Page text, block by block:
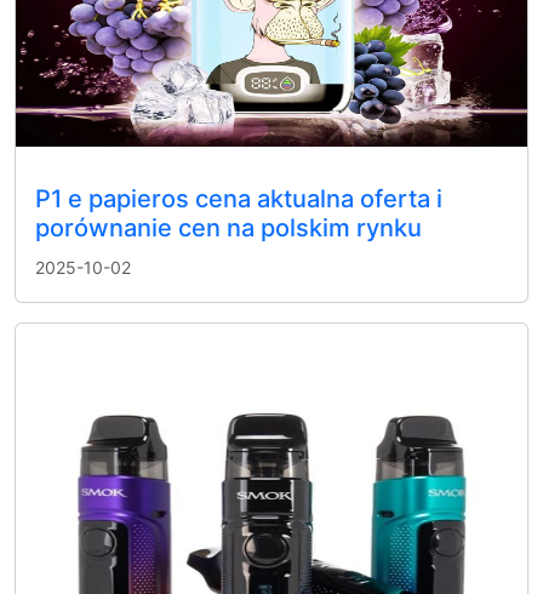
P1 e papieros cena aktualna oferta i
porównanie cen na polskim rynku
2025-10-02